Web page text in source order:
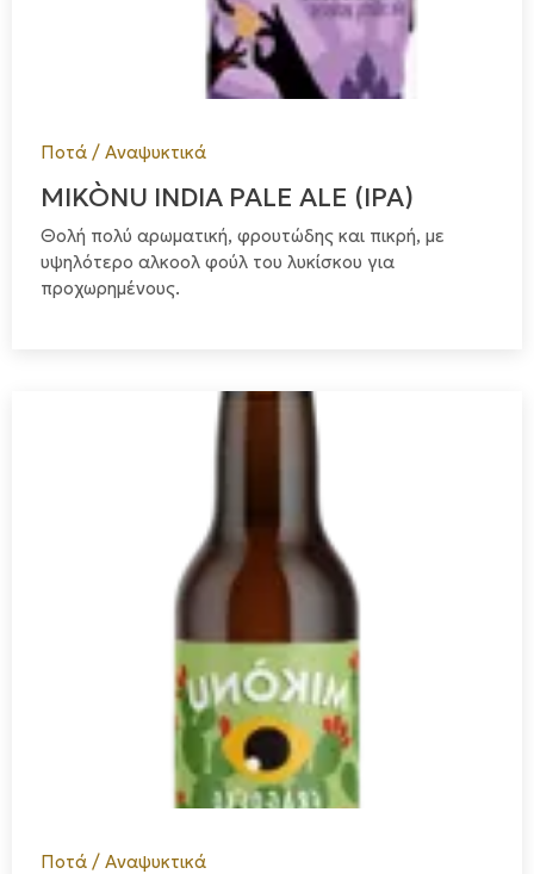
Ποτά / Αναψυκτικά
MIKÒNU INDIA PALE ALE (IPA)
Θολή πολύ αρωματική, φρουτώδης και πικρή, με
υψηλότερο αλκοολ φούλ του λυκίσκου για
προχωρημένους.
Ποτά / Αναψυκτικά